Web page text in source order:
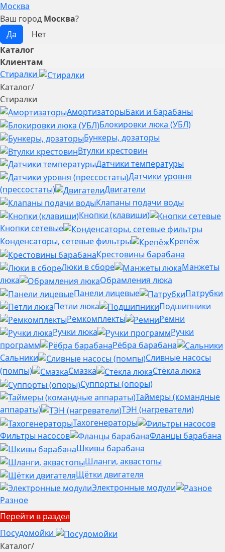
Москва
Ваш город Москва?
Каталог
Клиентам
Стиралки
Каталог/
Стиралки
АмортизаторыБаки и барабаны
Блокировки люка (УБЛ)
Бункеры, дозаторы
Втулки крестовин
Датчики температуры
Датчики уровня
(прессостаты)
Двигатели
Клапаны подачи воды
Кнопки (клавиши)
Кнопки сетевые
Конденсаторы, сетевые фильтры
Крепёж
Крестовины барабана
Люки в сборе
Манжеты
люка
Обрамления люка
Панели лицевые
Патрубки
Петли люка
Подшипники
Ремкомплекты
Ремни
Ручки люка
Ручки
программ
Рёбра барабана
Сальники
Сливные насосы
(помпы)
Смазка
Стёкла люка
Суппорты (опоры)
Таймеры (командные
аппараты)
ТЭН (нагреватели)
Тахогенераторы
Фильтры насосов
Фланцы барабана
Шкивы барабана
Шланги, аквастопы
Щётки двигателя
Электронные модули
Разное
Перейти в раздел
Посудомойки
Каталог/